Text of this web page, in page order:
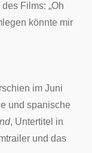
Films: „Oh
könnte mir
im Juni
und spanische
, Untertitel in
und das